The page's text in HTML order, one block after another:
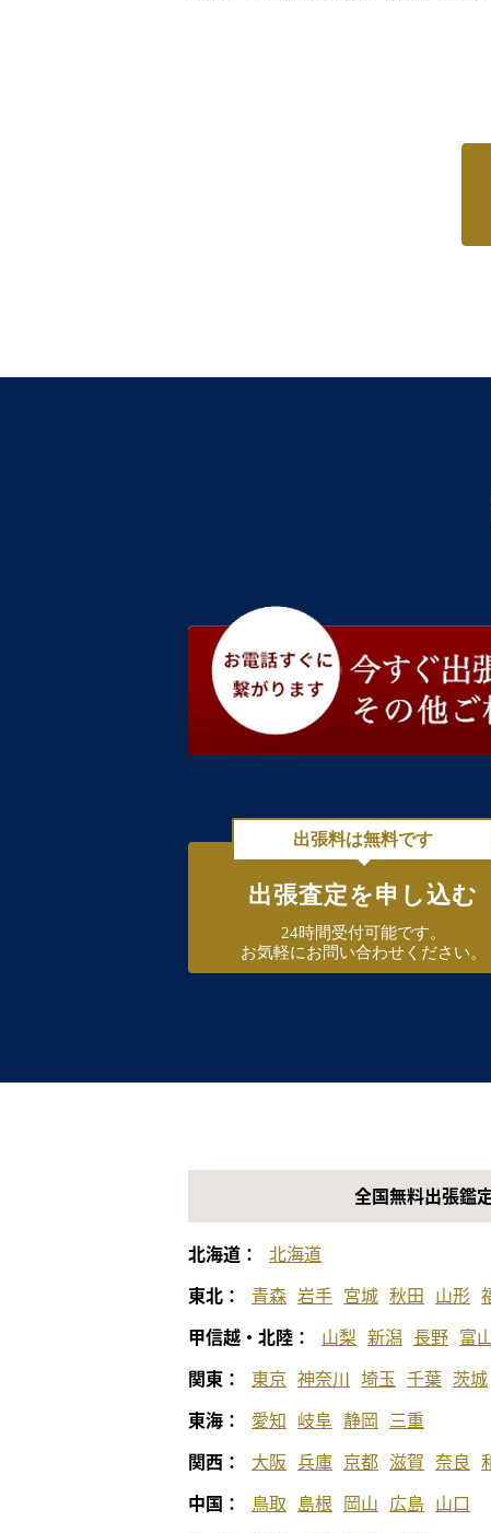
出張料は無料です
出張査定を申し込む
24時間受付可能です。
お気軽にお問い合わせください。
全国無料出張鑑
北海道：
北海道
東北：
青森 岩手 宮城 秋田 山形
甲信越・北陸：
山梨 新潟 長野 富
関東：
東京 神奈川 埼玉 千葉 茨城
東海：
愛知 岐阜 静岡
三重
関西：
大阪 兵庫 京都 滋賀 奈良
中国：
鳥取 島根 岡山 広島 山口